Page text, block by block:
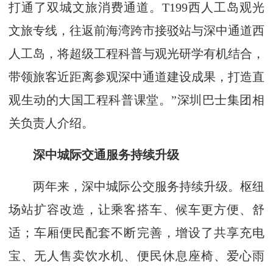
打通了双城文旅消费通道。T199西人工岛观光
文旅专线，往返前海湾跨市接驳站与深中通道西
人工岛，将超级工程科普与观光研学有机结合，
带领旅客近距离参观深中通道建设成果，打造直
观生动的大国工程科普课堂。”深圳巴士集团相
关负责人介绍。
深中城际交通服务持续升级
两年来，深中城际公交服务持续升级。枢纽
场站扩容改造，让乘客搭车、候车更方便、舒
适；车厢便民配套不断完善，增设了共享充电
宝、无人售卖饮水机、便民休息座椅、爱心雨